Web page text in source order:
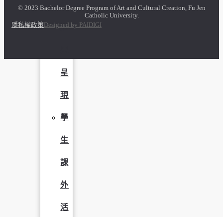
生
成
呈
現
學
生
課
外
活
© 2023 Bachelor Degree Program of Art and Cultural Creation, Fu Jen
Catholic University.
隱私權政策 Designed by PAIDIGI